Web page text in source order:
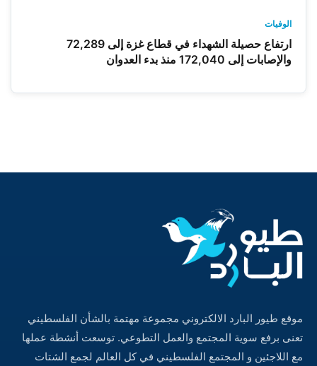
الوفيات
ارتفاع حصيلة الشهداء في قطاع غزة إلى 72,289
والإصابات إلى 172,040 منذ بدء العدوان
موقع طيور البارد الالكتروني مجموعة مهتمة بالشأن الفلسطيني
تعنى برفع سوية المجتمع والعمل التطوعي. توسعت أنشطة عملها
مع اللاجئين و المجتمع الفلسطيني في كل العالم لجمع الشتات